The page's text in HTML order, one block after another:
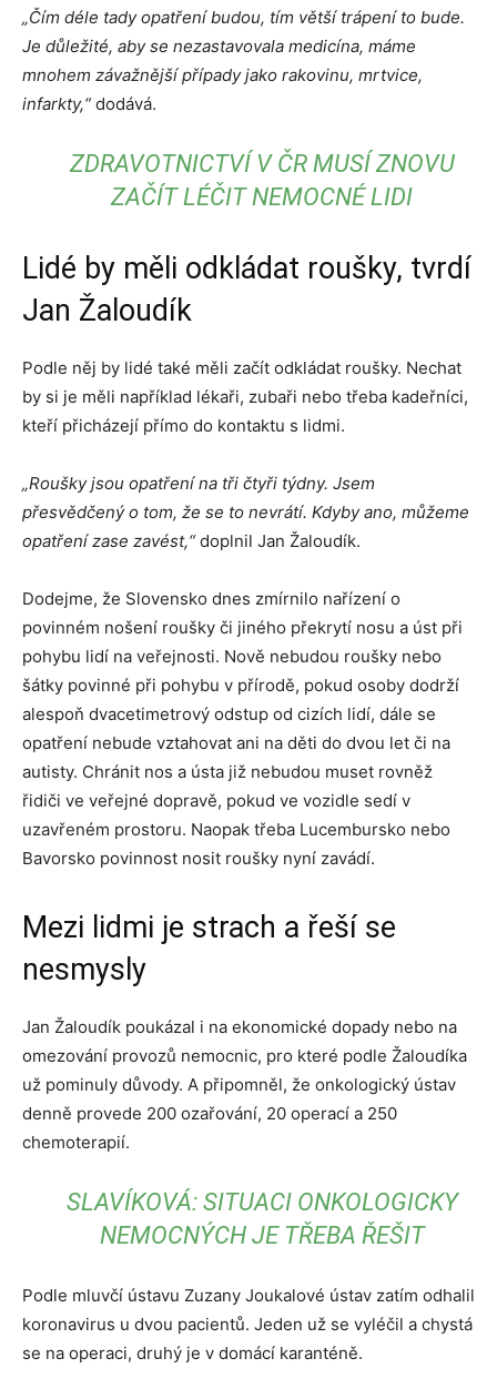
„Čím déle tady opatření budou, tím větší trápení to bude.
Je důležité, aby se nezastavovala medicína, máme
mnohem závažnější případy jako rakovinu, mrtvice,
infarkty,“dodává.
ZDRAVOTNICTVÍ V ČR MUSÍ ZNOVU
ZAČÍT LÉČIT NEMOCNÉ LIDI
Lidé by měli odkládat roušky, tvrdí
Jan Žaloudík
Podle něj by lidé také měli začít odkládat roušky. Nechat
by si je měli například lékaři, zubaři nebo třeba kadeřníci,
kteří přicházejí přímo do kontaktu s lidmi.
„Roušky jsou opatření na tři čtyři týdny. Jsem
přesvědčený o tom, že se to nevrátí. Kdyby ano, můžeme
opatření zase zavést,“doplnil Jan Žaloudík.
Dodejme, že Slovensko dnes zmírnilo nařízení o
povinném nošení roušky či jiného překrytí nosu a úst při
pohybu lidí na veřejnosti. Nově nebudou roušky nebo
šátky povinné při pohybu v přírodě, pokud osoby dodrží
alespoň dvacetimetrový odstup od cizích lidí, dále se
opatření nebude vztahovat ani na děti do dvou let či na
autisty. Chránit nos a ústa již nebudou muset rovněž
řidiči ve veřejné dopravě, pokud ve vozidle sedí v
uzavřeném prostoru. Naopak třeba Lucembursko nebo
Bavorsko povinnost nosit roušky nyní zavádí.
Mezi lidmi je strach a řeší se
nesmysly
Jan Žaloudík poukázal i na ekonomické dopady nebo na
omezování provozů nemocnic, pro které podle Žaloudíka
už pominuly důvody. A připomněl, že onkologický ústav
denně provede 200 ozařování, 20 operací a 250
chemoterapií.
SLAVÍKOVÁ: SITUACI ONKOLOGICKY
NEMOCNÝCH JE TŘEBA ŘEŠIT
Podle mluvčí ústavu Zuzany Joukalové ústav zatím odhalil
koronavirus u dvou pacientů. Jeden už se vyléčil a chystá
se na operaci, druhý je v domácí karanténě.